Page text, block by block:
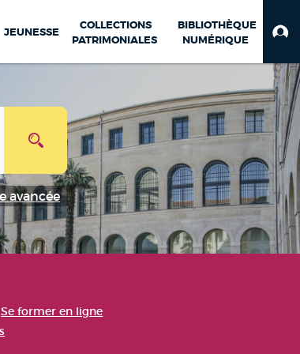
JEUNESSE
COLLECTIONS
PATRIMONIALES
BIBLIOTHÈQUE
NUMÉRIQUE
avancée
Se former en ligne